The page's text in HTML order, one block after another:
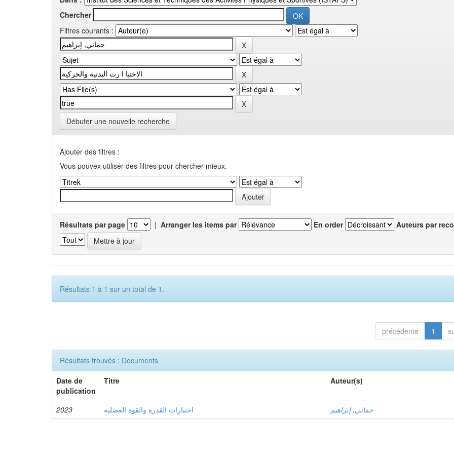
Chercher
Filtres courants :
Débuter une nouvelle recherche
Ajouter des filtres :
Vous pouvex utiliser des filtres pour chercher mieux.
Résultats par page | Arranger les items par En order Auteurs par
Résultats 1 à 1 sur un total de 1.
précédente 1
Résultats trouvés : Documents
Date de
publication
Titre Auteur(s)
2023 اختبارات القدرة والقوة العضلية حماني, إبراهيم